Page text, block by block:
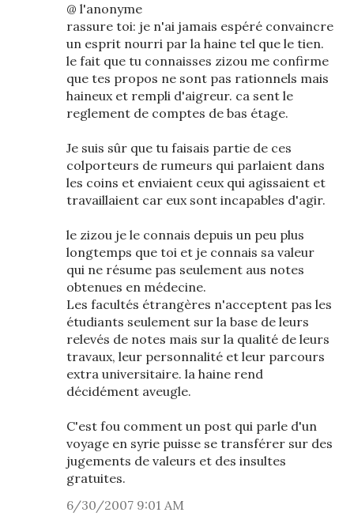
@ l'anonyme
rassure toi: je n'ai jamais espéré convaincre
un esprit nourri par la haine tel que le tien.
le fait que tu connaisses zizou me confirme
que tes propos ne sont pas rationnels mais
haineux et rempli d'aigreur. ca sent le
reglement de comptes de bas étage.
Je suis sûr que tu faisais partie de ces
colporteurs de rumeurs qui parlaient dans
les coins et enviaient ceux qui agissaient et
travaillaient car eux sont incapables d'agir.
le zizou je le connais depuis un peu plus
longtemps que toi et je connais sa valeur
qui ne résume pas seulement aus notes
obtenues en médecine.
Les facultés étrangères n'acceptent pas les
étudiants seulement sur la base de leurs
relevés de notes mais sur la qualité de leurs
travaux, leur personnalité et leur parcours
extra universitaire. la haine rend
décidément aveugle.
C'est fou comment un post qui parle d'un
voyage en syrie puisse se transférer sur des
jugements de valeurs et des insultes
gratuites.
6/30/2007 9:01 AM